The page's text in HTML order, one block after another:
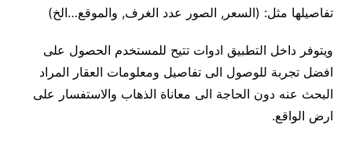
تفاصيلها مثل: (السعر, الصور عدد الغرف, والموقع…الخ)
ويتوفر داخل التطبيق ادوات تتيح للمستخدم الحصول على
افضل تجربة للوصول الى تفاصيل ومعلومات العقار المراد
البحث عنه دون الحاجة الى معاناة الذهاب والاستفسار على
ارض الواقع.